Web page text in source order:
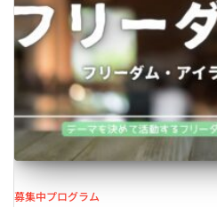
募集中プログラム